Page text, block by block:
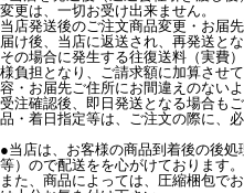
変更は、一切お受け出来ません。
当店発送後のご注文商品変更・お届
届け後、当店に返送され、再発送とな
その場合に発生する往復送料（実費
様負担となり、ご請求額に加算させ
容・お届先ご住所にお間違えのない
受注確認後、即日発送となる場合も
品・着日指定等は、ご注文の際に、
●当店は、お客様の商品到着後の後
等）ので配送をを心がけております。
また、商品によっては、圧縮梱包で